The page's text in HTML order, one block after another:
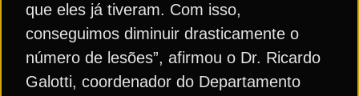
que eles já tiveram. Com isso,
conseguimos diminuir drasticamente o
número de lesões”, afirmou o Dr. Ricardo
Galotti, coordenador do Departamento